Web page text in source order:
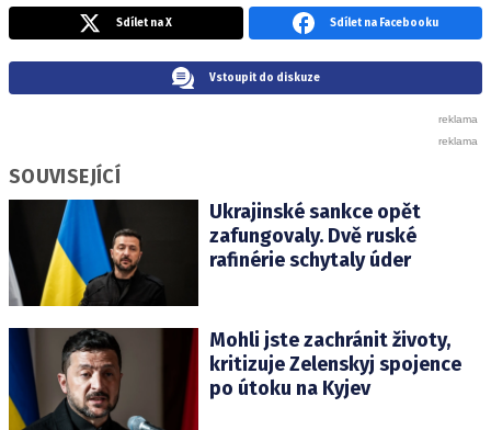
Sdílet na X Sdílet na Facebooku
Vstoupit do diskuze
SOUVISEJÍCÍ
Ukrajinské sankce opět
zafungovaly. Dvě ruské
rafinérie schytaly úder
Mohli jste zachránit životy,
kritizuje Zelenskyj spojence
po útoku na Kyjev